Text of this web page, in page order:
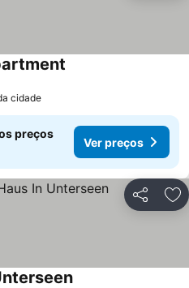
cidade
preços
Ver preços
Partilhar